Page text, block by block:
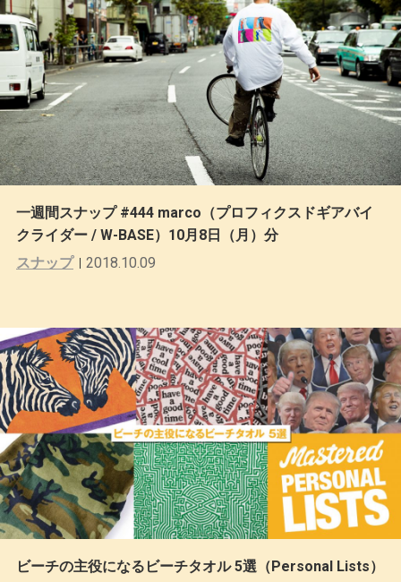
一週間スナップ #444 marco（プロフィクスドギアバイ
クライダー / W-BASE）10月8日（月）分
スナップ
2018.10.09
ビーチの主役になるビーチタオル 5選（Personal Lists）